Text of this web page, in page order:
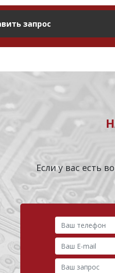
запрос
Если у вас есть